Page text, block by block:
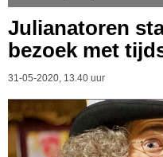
Julianatoren
bezoek met
31-05-2020, 13.40 uur